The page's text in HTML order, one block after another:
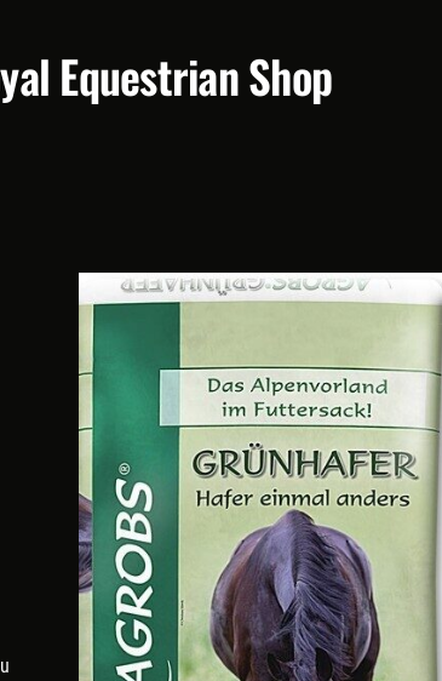
Equestrian Shop